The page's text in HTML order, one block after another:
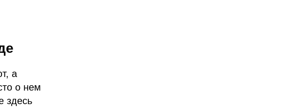
а
о нем
здесь